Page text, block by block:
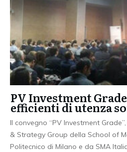
PV Investment
efficienti di utenza
Il convegno “PV Investment
& Strategy Group della School of
Politecnico di Milano e da SMA